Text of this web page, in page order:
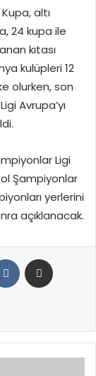
altı
24 kupa ile
kıtası
kulüpleri 12
olurken, son
Avrupa’yı
Ligi
Şampiyonlar
yerlerini
açıklanacak.
VKontakte